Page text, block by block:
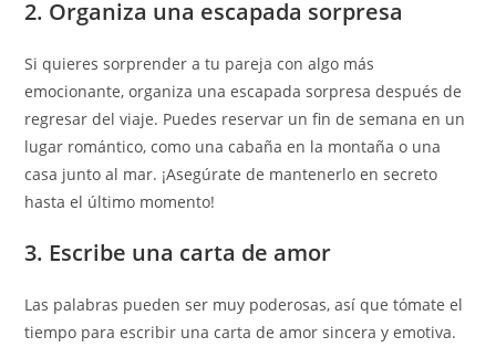
2. Organiza una escapada sorpresa
Si quieres sorprender a tu pareja con algo más
emocionante, organiza una escapada sorpresa después de
regresar del viaje. Puedes reservar un fin de semana en un
lugar romántico, como una cabaña en la montaña o una
casa junto al mar. ¡Asegúrate de mantenerlo en secreto
hasta el último momento!
3. Escribe una carta de amor
Las palabras pueden ser muy poderosas, así que tómate el
tiempo para escribir una carta de amor sincera y emotiva.